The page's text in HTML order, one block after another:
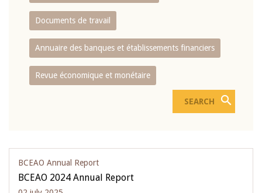
Documents de travail
Annuaire des banques et établissements financiers
Revue économique et monétaire
BCEAO Annual Report
BCEAO 2024 Annual Report